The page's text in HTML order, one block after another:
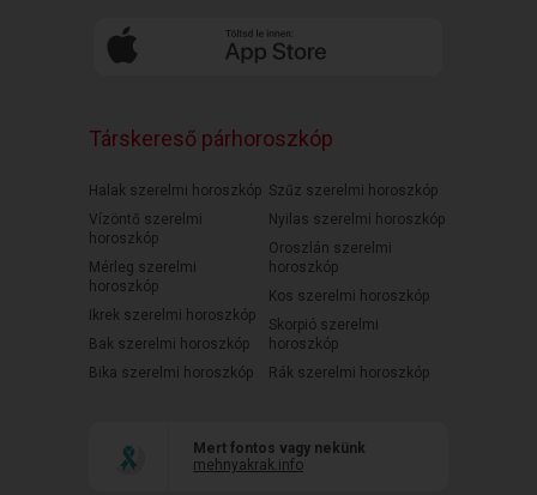
Társkereső párhoroszkóp
Halak szerelmi horoszkóp
Vízöntő szerelmi
horoszkóp
Mérleg szerelmi
horoszkóp
Ikrek szerelmi horoszkóp
Bak szerelmi horoszkóp
Bika szerelmi horoszkóp
Szűz szerelmi horoszkóp
Nyilas szerelmi horoszkóp
Oroszlán szerelmi
horoszkóp
Kos szerelmi horoszkóp
Skorpió szerelmi
horoszkóp
Rák szerelmi horoszkóp
Mert fontos vagy nekünk
mehnyakrak.info